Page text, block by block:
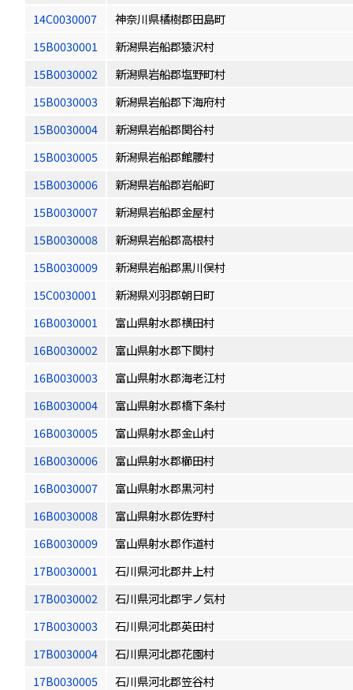
14C0030007
神奈川県橘樹郡田島町
15B0030001
新潟県岩船郡猿沢村
15B0030002
新潟県岩船郡塩野町村
15B0030003
新潟県岩船郡下海府村
15B0030004
新潟県岩船郡関谷村
15B0030005
新潟県岩船郡館腰村
15B0030006
新潟県岩船郡岩船町
15B0030007
新潟県岩船郡金屋村
15B0030008
新潟県岩船郡高根村
15B0030009
新潟県岩船郡黒川俣村
15C0030001
新潟県刈羽郡朝日町
16B0030001
富山県射水郡横田村
16B0030002
富山県射水郡下関村
16B0030003
富山県射水郡海老江村
16B0030004
富山県射水郡橋下条村
16B0030005
富山県射水郡金山村
16B0030006
富山県射水郡櫛田村
16B0030007
富山県射水郡黒河村
16B0030008
富山県射水郡佐野村
16B0030009
富山県射水郡作道村
17B0030001
石川県河北郡井上村
17B0030002
石川県河北郡宇ノ気村
17B0030003
石川県河北郡英田村
17B0030004
石川県河北郡花園村
17B0030005
石川県河北郡笠谷村